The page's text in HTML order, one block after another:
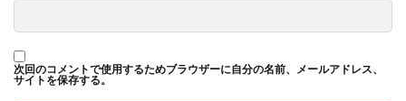
次回のコメントで使用するためブラウザーに自分の名前、メールアドレス、
サイトを保存する。